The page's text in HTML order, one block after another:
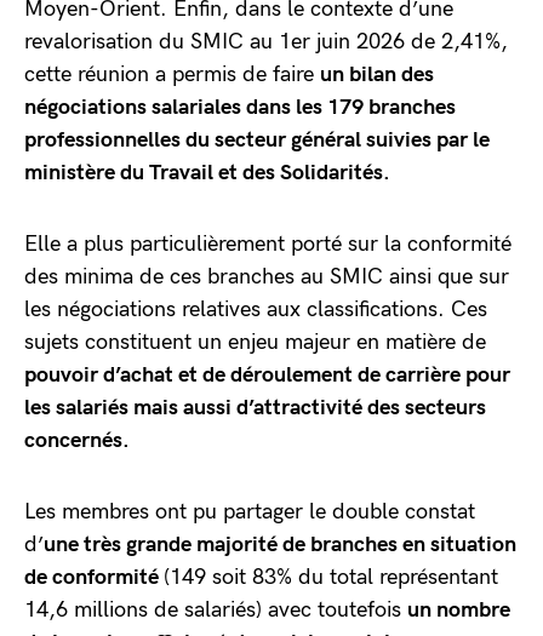
Moyen-Orient. Enfin, dans le contexte d’une
revalorisation du SMIC au 1er juin 2026 de 2,41%,
cette réunion a permis de faire un bilan des
négociations salariales dans les 179 branches
professionnelles du secteur général suivies par le
ministère du Travail et des Solidarités.
Elle a plus particulièrement porté sur la conformité
des minima de ces branches au SMIC ainsi que sur
les négociations relatives aux classifications. Ces
sujets constituent un enjeu majeur en matière de
pouvoir d’achat et de déroulement de carrière pour
les salariés mais aussi d’attractivité des secteurs
concernés.
Les membres ont pu partager le double constat
d’une très grande majorité de branches en situation
de conformité (149 soit 83% du total représentant
14,6 millions de salariés) avec toutefois un nombre